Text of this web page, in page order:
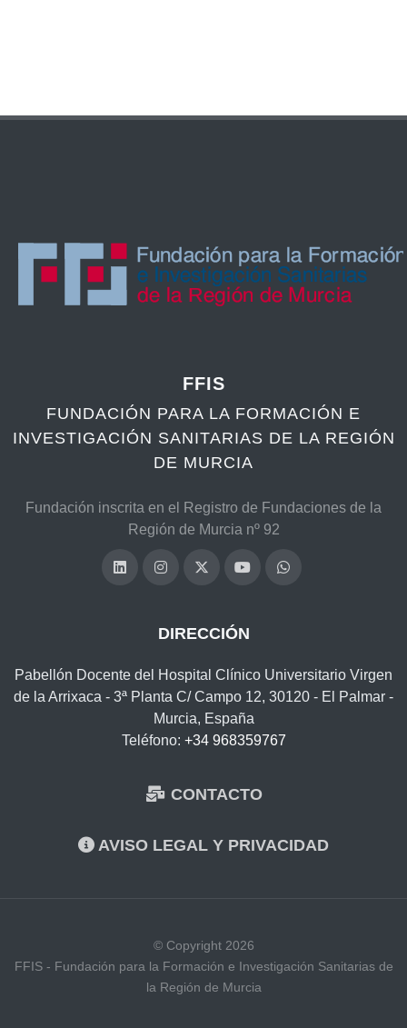
FFIS
FUNDACIÓN PARA LA FORMACIÓN E
INVESTIGACIÓN SANITARIAS DE LA REGIÓN
DE MURCIA
Fundación inscrita en el Registro de Fundaciones de la
Región de Murcia nº 92
DIRECCIÓN
Pabellón Docente del Hospital Clínico Universitario Virgen
de la Arrixaca - 3ª Planta C/ Campo 12, 30120 - El Palmar -
Murcia, España
Teléfono: +34 968359767
CONTACTO
AVISO LEGAL Y PRIVACIDAD
© Copyright 2026
FFIS - Fundación para la Formación e Investigación Sanitarias de
la Región de Murcia